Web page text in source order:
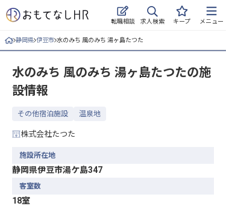
転職相談 求人検索 キープ メニュー
ログイン
求人・施設を探す
おもてなしHRについて
ご利用の流れ
静岡県 伊豆市 水のみち 風のみち 湯ヶ島たつた
水のみち 風のみち 湯ヶ島たつたの施
設情報
その他宿泊施設 温泉地
株式会社たつた
施設所在地
静岡県伊豆市湯ケ島347
客室数
18室